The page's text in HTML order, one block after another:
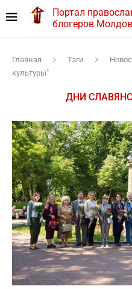
Портал
блогеров
Главная Тэги
культуры"
ДНИ